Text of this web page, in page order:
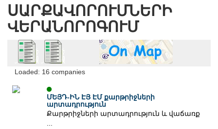
ՍԱՐՔԱՎՈՐՈՒՄՆԵՐԻ
ՎԵՐԱՆՈՐՈԳՈՒՄ
Loaded: 16 companies
ՄԵՅԴ-ԻՆ ԷՅ ԷՄ քարթրիջների
արտադրություն
Քարթրիջների արտադրություն և վաճառք